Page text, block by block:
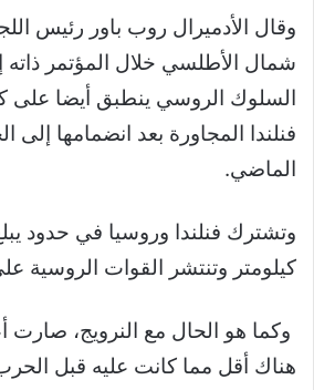
وقال الأدميرال روب باور رئيس
شمال الأطلسي خلال المؤتمر
السلوك الروسي ينطبق أيضا على
فنلندا المجاورة بعد انضمامها إلى
الماضي.
كيلومتر وتنتشر القوات الروسية
وكما هو الحال مع النرويج، صارت
هناك أقل مما كانت عليه قبل